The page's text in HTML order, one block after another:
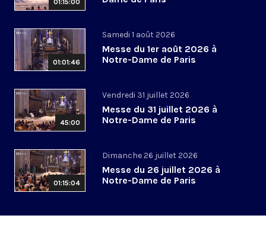
01:15:00
01:01:46
Samedi 1 août 2026
Messe du 1er août 2026 à
Notre-Dame de Paris
45:00
Vendredi 31 juillet 2026
Messe du 31 juillet 2026 à
Notre-Dame de Paris
01:15:04
Dimanche 26 juillet 2026
Messe du 26 juillet 2026 à
Notre-Dame de Paris